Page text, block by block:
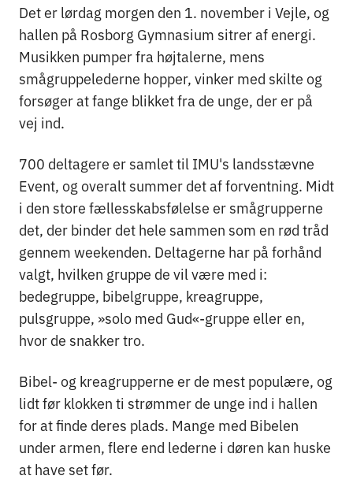
Det er lørdag morgen den 1. november i Vejle, og
hallen på Rosborg Gymnasium sitrer af energi.
Musikken pumper fra højtalerne, mens
smågruppelederne hopper, vinker med skilte og
forsøger at fange blikket fra de unge, der er på
vej ind.
700 deltagere er samlet til IMU's landsstævne
Event, og overalt summer det af forventning. Midt
i den store fællesskabsfølelse er smågrupperne
det, der binder det hele sammen som en rød tråd
gennem weekenden. Deltagerne har på forhånd
valgt, hvilken gruppe de vil være med i:
bedegruppe, bibelgruppe, kreagruppe,
pulsgruppe, »solo med Gud«-gruppe eller en,
hvor de snakker tro.
Bibel- og kreagrupperne er de mest populære, og
lidt før klokken ti strømmer de unge ind i hallen
for at finde deres plads. Mange med Bibelen
under armen, flere end lederne i døren kan huske
at have set før.